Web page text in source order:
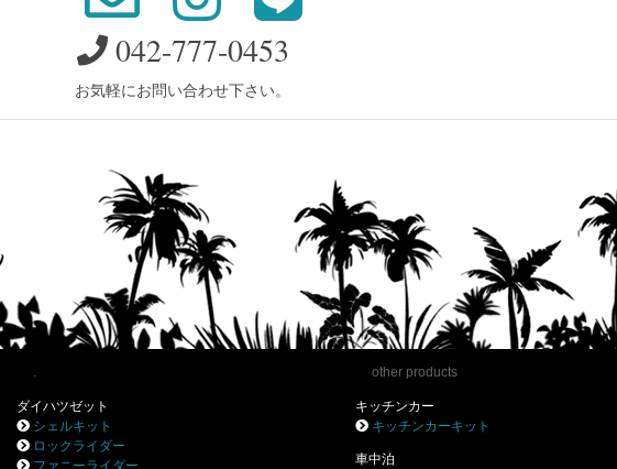
042-777-0453
お気軽にお問い合わせ下さい。
.
ダイハツゼット
シェルキット
ロックライダー
other products
キッチンカー
キッチンカーキット
車中泊